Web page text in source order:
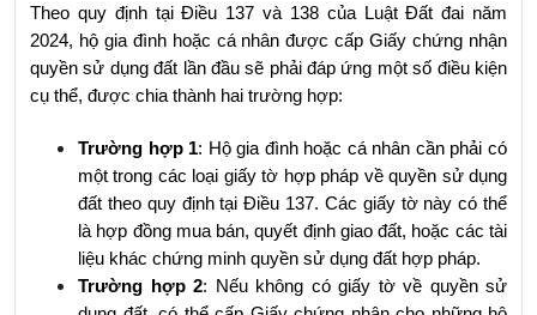
Theo quy định tại Điều 137 và 138 của Luật Đất đai năm
2024, hộ gia đình hoặc cá nhân được cấp Giấy chứng nhận
quyền sử dụng đất lần đầu sẽ phải đáp ứng một số điều kiện
cụ thể, được chia thành hai trường hợp:
Trường hợp 1: Hộ gia đình hoặc cá nhân cần phải có
một trong các loại giấy tờ hợp pháp về quyền sử dụng
đất theo quy định tại Điều 137. Các giấy tờ này có thể
là hợp đồng mua bán, quyết định giao đất, hoặc các tài
liệu khác chứng minh quyền sử dụng đất hợp pháp.
Trường hợp 2: Nếu không có giấy tờ về quyền sử